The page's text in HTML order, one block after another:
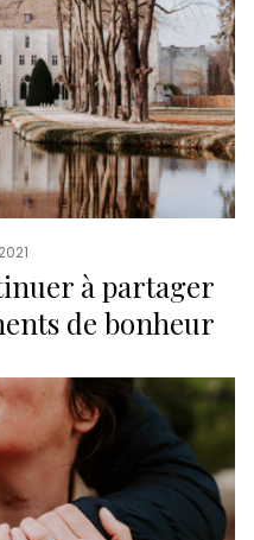
à partager
de bonheur